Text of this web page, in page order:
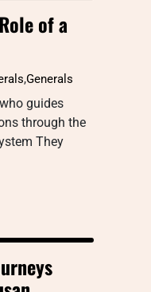
of a
,Generals
guides
through the
They